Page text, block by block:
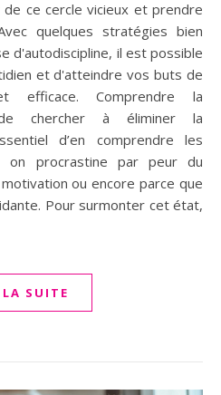
ce cercle vicieux et prendre
quelques stratégies bien
d'autodiscipline, il est possible
et d'atteindre vos buts de
efficace. Comprendre la
chercher à éliminer la
d’en comprendre les
on procrastine par peur du
ou encore parce que
Pour surmonter cet état,
LA SUITE